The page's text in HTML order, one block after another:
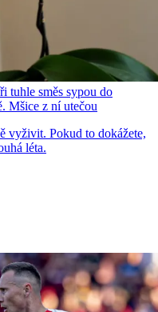
tuhle směs sypou do
Mšice z ní utečou
vyživit. Pokud to dokážete,
léta.